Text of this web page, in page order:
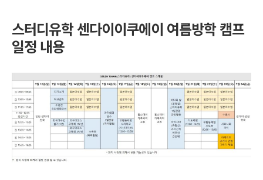
스터디유학 센다이이쿠에이 여름방학 캠프
일정 내용